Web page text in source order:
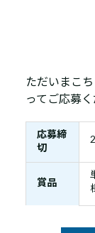
ただいまこ
ってご応募く
応募締
切
賞品